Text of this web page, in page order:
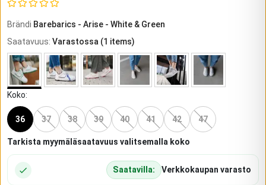
Brändi Barebarics - Arise - White & Green
Saatavuus: Varastossa (1 items)
Koko:
36 37 38 39 40 41 42 47
Tarkista myymäläsaatavuus valitsemalla koko
Saatavilla: Verkkokaupan varasto